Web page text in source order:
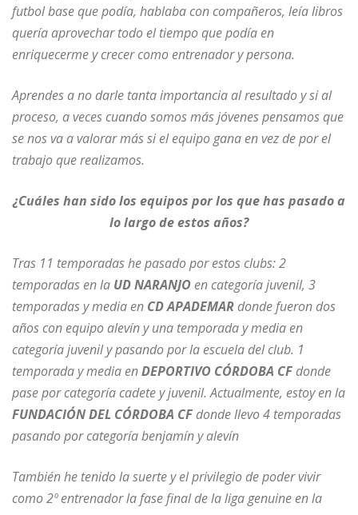
futbol base que podía, hablaba con compañeros, leía libros
quería aprovechar todo el tiempo que podía en
enriquecerme y crecer como entrenador y persona.
Aprendes a no darle tanta importancia al resultado y si al
proceso, a veces cuando somos más jóvenes pensamos que
se nos va a valorar más si el equipo gana en vez de por el
trabajo que realizamos.
¿Cuáles han sido los equipos por los que has pasado a
lo largo de estos años?
Tras 11 temporadas he pasado por estos clubs: 2
temporadas en la UD NARANJO en categoría juvenil, 3
temporadas y media en CD APADEMARdonde fueron dos
años con equipo alevín y una temporada y media en
categoría juvenil y pasando por la escuela del club. 1
temporada y media enDEPORTIVO CÓRDOBA CFdonde
pase por categoría cadete y juvenil. Actualmente, estoy en la
FUNDACIÓN DEL CÓRDOBA CFdonde llevo 4 temporadas
pasando por categoría benjamín y alevín
También he tenido la suerte y el privilegio de poder vivir
como 2º entrenador la fase final de la liga genuine en la